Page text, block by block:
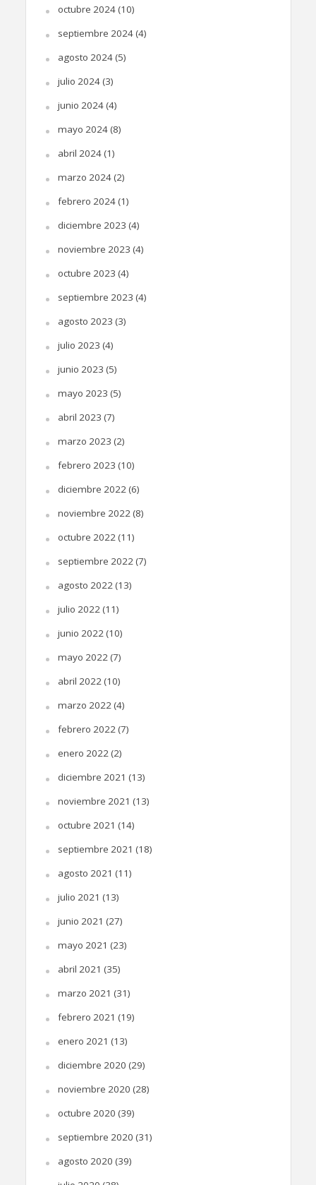
octubre 2024(10)
septiembre 2024(4)
agosto 2024(5)
julio 2024(3)
junio 2024(4)
mayo 2024(8)
abril 2024(1)
marzo 2024(2)
febrero 2024(1)
diciembre 2023 (4)
noviembre 2023 (4)
octubre 2023 (4)
septiembre 2023 (4)
agosto 2023 (3)
julio 2023 (4)
junio 2023 (5)
mayo 2023 (5)
abril 2023 (7)
marzo 2023 (2)
febrero 2023 (10)
diciembre 2022(6)
noviembre 2022(8)
octubre 2022(11)
septiembre 2022(7)
agosto 2022(13)
julio 2022(11)
junio 2022(10)
mayo 2022(7)
abril 2022(10)
marzo 2022(4)
febrero 2022(7)
enero 2022(2)
diciembre 2021 (13)
noviembre 2021 (13)
octubre 2021 (14)
septiembre 2021 (18)
agosto 2021 (11)
julio 2021 (13)
junio 2021 (27)
mayo 2021 (23)
abril 2021 (35)
marzo 2021 (31)
febrero 2021 (19)
enero 2021 (13)
diciembre 2020 (29)
noviembre 2020 (28)
octubre 2020 (39)
septiembre 2020 (31)
agosto 2020 (39)